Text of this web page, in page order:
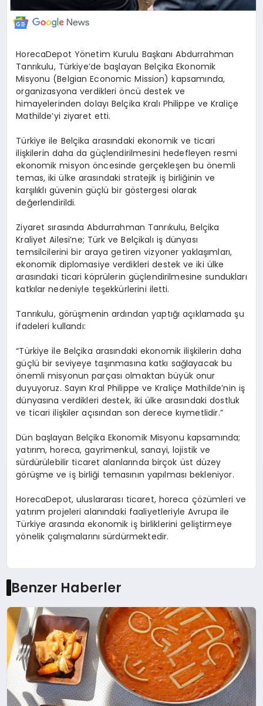
HorecaDepot Yönetim Kurulu Başkanı Abdurrahman
Tanrıkulu, Türkiye’de başlayan Belçika Ekonomik
Misyonu (Belgian Economic Mission) kapsamında,
organizasyona verdikleri öncü destek ve
himayelerinden dolayı Belçika Kralı Philippe ve Kraliçe
Mathilde’yi ziyaret etti.
Türkiye ile Belçika arasındaki ekonomik ve ticari
ilişkilerin daha da güçlendirilmesini hedefleyen resmi
ekonomik misyon öncesinde gerçekleşen bu önemli
temas, iki ülke arasındaki stratejik iş birliğinin ve
karşılıklı güvenin güçlü bir göstergesi olarak
değerlendirildi.
Ziyaret sırasında Abdurrahman Tanrıkulu, Belçika
Kraliyet Ailesi’ne; Türk ve Belçikalı iş dünyası
temsilcilerini bir araya getiren vizyoner yaklaşımları,
ekonomik diplomasiye verdikleri destek ve iki ülke
arasındaki ticari köprülerin güçlendirilmesine sundukları
katkılar nedeniyle teşekkürlerini iletti.
Tanrıkulu, görüşmenin ardından yaptığı açıklamada şu
ifadeleri kullandı:
“Türkiye ile Belçika arasındaki ekonomik ilişkilerin daha
güçlü bir seviyeye taşınmasına katkı sağlayacak bu
önemli misyonun parçası olmaktan büyük onur
duyuyoruz. Sayın Kral Philippe ve Kraliçe Mathilde’nin iş
dünyasına verdikleri destek, iki ülke arasındaki dostluk
ve ticari ilişkiler açısından son derece kıymetlidir.”
Dün başlayan Belçika Ekonomik Misyonu kapsamında;
yatırım, horeca, gayrimenkul, sanayi, lojistik ve
sürdürülebilir ticaret alanlarında birçok üst düzey
görüşme ve iş birliği temasının yapılması bekleniyor.
HorecaDepot, uluslararası ticaret, horeca çözümleri ve
yatırım projeleri alanındaki faaliyetleriyle Avrupa ile
Türkiye arasında ekonomik iş birliklerini geliştirmeye
yönelik çalışmalarını sürdürmektedir.
Benzer Haberler